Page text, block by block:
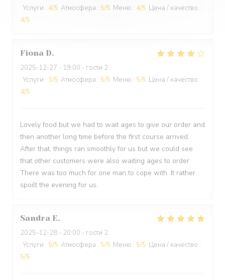
Услуги : 4/5 Атмосфера : 5/5 Меню : 4/5 Цена / качество :
4/5
Fiona D
2025-12-27 - 19:00 - гости 2
Услуги : 3/5 Атмосфера : 5/5 Меню : 5/5 Цена / качество :
4/5
Lovely food but we had to wait ages to give our order and
then another long time before the first course arrived.
After that, things ran smoothly for us but we could see
that other customers were also waiting ages to order.
There was too much for one man to cope with. It rather
spoilt the evening for us.
Sandra E
2025-12-28 - 20:00 - гости 2
Услуги : 5/5 Атмосфера : 5/5 Меню : 5/5 Цена / качество :
5/5